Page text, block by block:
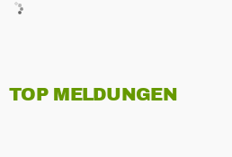
TOP MELDUNGEN